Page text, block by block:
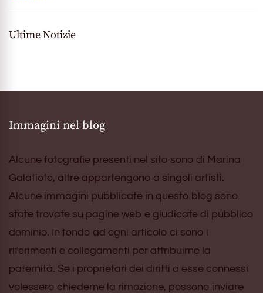
Ultime Notizie
Immagini nel blog
Alcune fotografie presenti nel sito sono di Marina
Galatioto, altre appartengono a singoli artisti.
Alcune immagini pubblicate in questo blog sono
state trovate su pagine web e giudicate di pubblico
dominio. In fondo ad ogni articolo ci sono i
riferimenti e collegamenti per attribuirne la
paternità. Se i proprietari dei diritti a esse connessi
volessero chiederne la rimozione, possono inviare